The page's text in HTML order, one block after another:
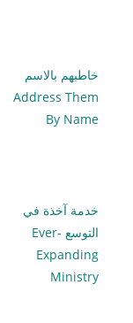
خاطبهم بالاسم
Address Them
By Name
خدمة آخذة في
التوسع Ever-
Expanding
Ministry